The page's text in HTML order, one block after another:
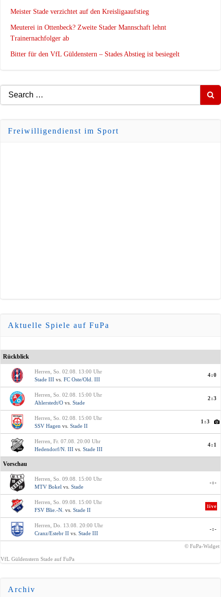
Meister Stade verzichtet auf den Kreisligaaufstieg
Meuterei in Ottenbeck? Zweite Stader Mannschaft lehnt
Trainernachfolger ab
Bitter für den VfL Güldenstern – Stades Abstieg ist besiegelt
Search
for:
Freiwilligendienst im Sport
Aktuelle Spiele auf FuPa
Rückblick
Herren, So. 02.08. 13:00 Uhr
Stade III vs. FC Oste/Old. III
4:0
Herren, So. 02.08. 15:00 Uhr
Ahlerstedt/O vs. Stade
2:3
Herren, So. 02.08. 15:00 Uhr
SSV Hagen vs. Stade II
1:3
Herren, Fr. 07.08. 20:00 Uhr
Hedendorf/N. III vs. Stade III
4:1
Vorschau
Herren, So. 09.08. 15:00 Uhr
MTV Bokel vs. Stade
-:-
Herren, So. 09.08. 15:00 Uhr
FSV Blie.-N. vs. Stade II
live
Herren, Do. 13.08. 20:00 Uhr
Cranz/Estebr II vs. Stade III
-:-
© FuPa-Widget
VfL Güldenstern Stade auf FuPa
Archiv